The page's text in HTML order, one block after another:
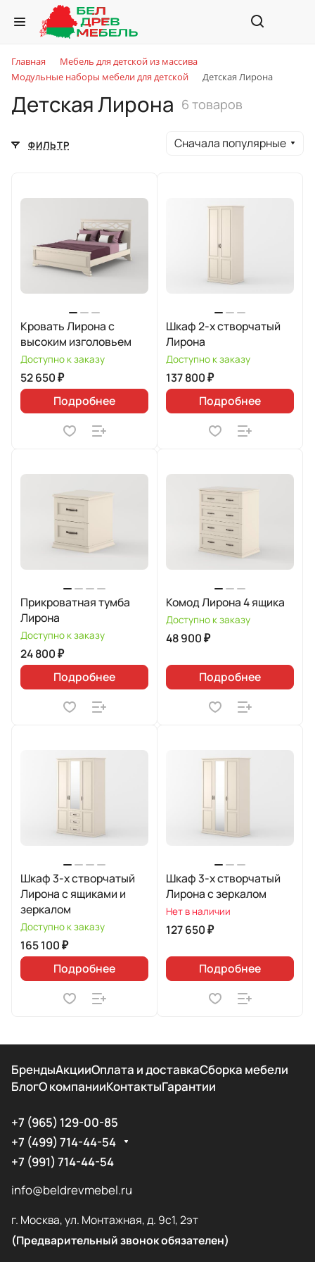
Главная
Мебель для детской из массива
Модульные наборы мебели для детской
Детская Лирона
Детская Лирона 6 товаров
ФИЛЬТР Сначала популярные
Кровать Лирона с
высоким изголовьем
Доступно к заказу
52 650 ₽
Подробнее
Шкаф 2-х створчатый
Лирона
Доступно к заказу
137 800 ₽
Подробнее
Прикроватная тумба
Лирона
Доступно к заказу
24 800 ₽
Подробнее
Комод Лирона 4 ящика
Доступно к заказу
48 900 ₽
Подробнее
Шкаф 3-х створчатый
Лирона с ящиками и
зеркалом
Доступно к заказу
165 100 ₽
Подробнее
Шкаф 3-х створчатый
Лирона с зеркалом
Нет в наличии
127 650 ₽
Подробнее
БрендыАкцииОплата и доставкаСборка мебели
БлогО компанииКонтактыГарантии
+7 (965) 129-00-85
+7 (499) 714-44-54
+7 (991) 714-44-54
info@beldrevmebel.ru
г. Москва, ул. Монтажная, д. 9с1, 2эт
(Предварительный звонок обязателен)